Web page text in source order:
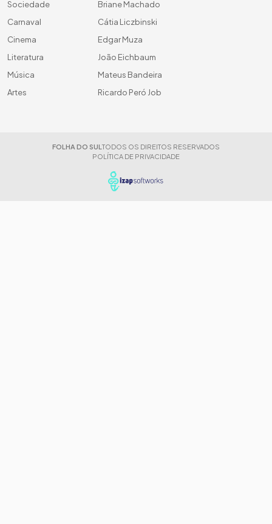
Sociedade
Carnaval
Cinema
Literatura
Música
Artes
Briane Machado
Cátia Liczbinski
Edgar Muza
João Eichbaum
Mateus Bandeira
Ricardo Peró Job
FOLHA DO SUL TODOS OS DIREITOS RESERVADOS
POLÍTICA DE PRIVACIDADE